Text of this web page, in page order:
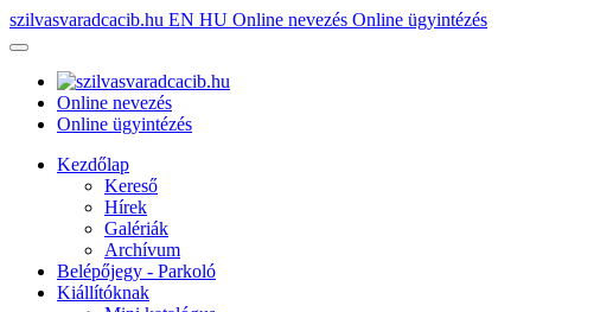
szilvasvaradcacib.hu EN HU Online nevezés Online ügyintézés
Online nevezés
Online ügyintézés
Kezdőlap
Kereső
Hírek
Galériák
Archívum
Belépőjegy - Parkoló
Kiállítóknak